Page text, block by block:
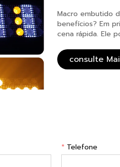
Macro embutido
benefícios? Em
cena rápida. Ele
consulte
* Telefone